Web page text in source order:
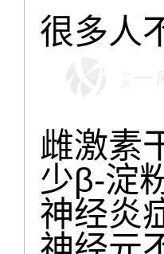
很多人
雌激素
少β-淀
神经炎